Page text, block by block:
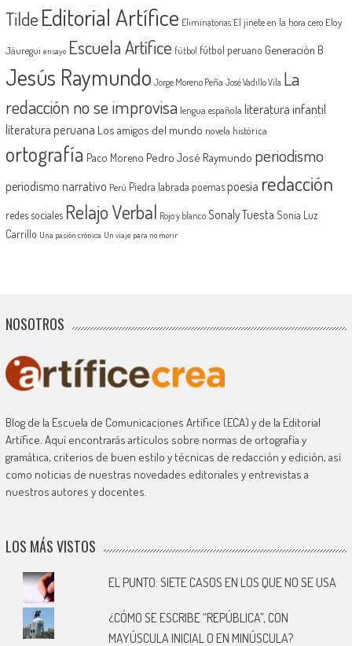
Tilde Editorial Artífice Eliminatorias El jinete en la hora cero Eloy
Jáuregui ensayo Escuela Artífice fútbol fútbol peruano Generación B
Jesús Raymundo Jorge Moreno Peña José Vadillo Vila La
redacción no se improvisa lengua española literatura infantil
literatura peruana Los amigos del mundo novela histórica
ortografía Paco Moreno Pedro José Raymundo periodismo
periodismo narrativo Perú Piedra labrada poemas poesía redacción
redes sociales Relajo Verbal Rojo y blanco Sonaly Tuesta Sonia Luz
Carrillo Una pasión crónica Un viaje para no morir
NOSOTROS
Blog de la Escuela de Comunicaciones Artífice (ECA) y de la Editorial
Artífice. Aquí encontrarás artículos sobre normas de ortografía y
gramática, criterios de buen estilo y técnicas de redacción y edición, así
como noticias de nuestras novedades editoriales y entrevistas a
nuestros autores y docentes.
LOS MÁS VISTOS
EL PUNTO: SIETE CASOS EN LOS QUE NO SE USA
¿CÓMO SE ESCRIBE “REPÚBLICA”, CON
MAYÚSCULA INICIAL O EN MINÚSCULA?